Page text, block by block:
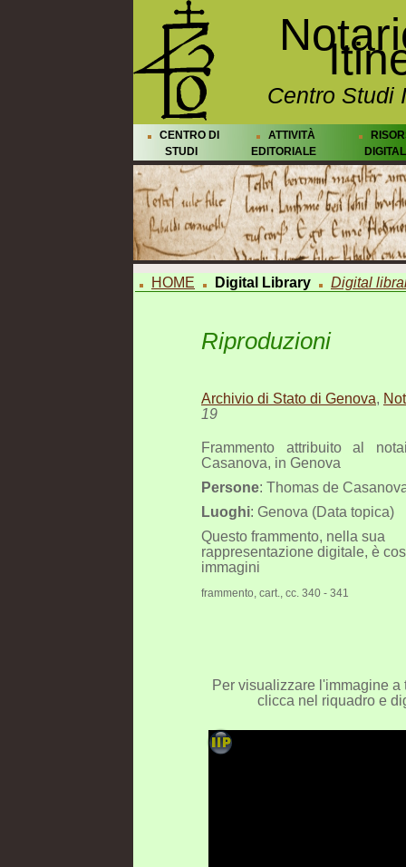
Centro Studi
CENTRO DI
STUDI
ATTIVITÀ
EDITORIALE
HOME Digital Library Digital
Riproduzioni
Archivio di Stato di Genova,
19
Frammento attribuito al
Casanova, in Genova
Persone: Thomas de
Luoghi: Genova (Data topica)
Questo frammento, nella sua
rappresentazione digitale, è
immagini
frammento, cart., cc. 340 - 341
Per visualizzare l'immagine a
clicca nel riquadro e